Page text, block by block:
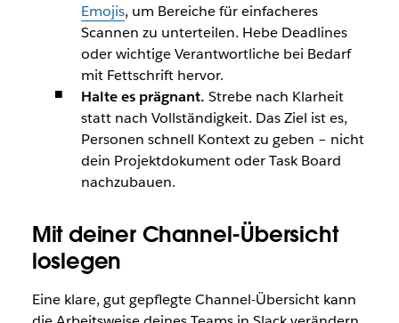
Emojis, um Bereiche für einfacheres
Scannen zu unterteilen. Hebe Deadlines
oder wichtige Verantwortliche bei Bedarf
mit Fettschrift hervor.
Halte es prägnant. Strebe nach Klarheit
statt nach Vollständigkeit. Das Ziel ist es,
Personen schnell Kontext zu geben – nicht
dein Projektdokument oder Task Board
nachzubauen.
Mit deiner Channel-Übersicht
loslegen
Eine klare, gut gepflegte Channel-Übersicht kann